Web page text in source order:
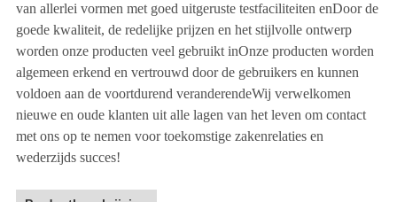
van allerlei vormen met goed uitgeruste testfaciliteiten enDoor de
goede kwaliteit, de redelijke prijzen en het stijlvolle ontwerp
worden onze producten veel gebruikt inOnze producten worden
algemeen erkend en vertrouwd door de gebruikers en kunnen
voldoen aan de voortdurend veranderendeWij verwelkomen
nieuwe en oude klanten uit alle lagen van het leven om contact
met ons op te nemen voor toekomstige zakenrelaties en
wederzijds succes!